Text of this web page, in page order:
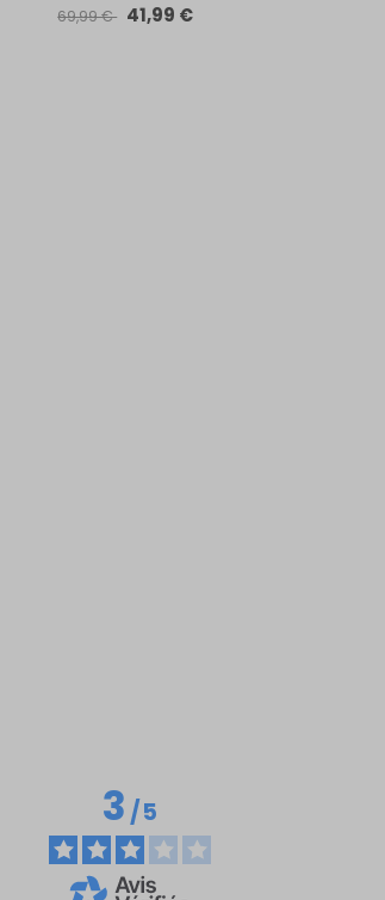
69,99 € 41,99 €
3/5